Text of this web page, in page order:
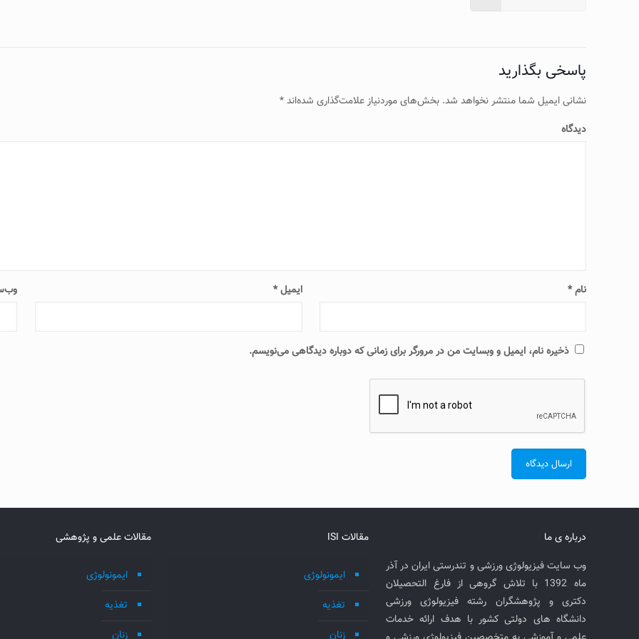
پاسخی بگذارید
نشانی ایمیل شما منتشر نخواهد شد. بخش‌های موردنیاز علامت‌گذاری شده‌اند*
دیدگاه
نام* ایمیل*
ذخیره نام، ایمیل و وبسایت من در مرورگر برای زمانی که دوباره دیدگاهی می‌نویسم.
درباره ی ما
وب سایت فیزیولوژی ورزشی و تندرستی ایران در آذر
ماه 1392 با تلاش گروهی از فارغ التحصیلان
دکتری و پژوهشگران رشته فیزیولوژی ورزشی
دانشگاه های دولتی کشور با هدف ارائه خدمات
مقالات ISI
ایمونولوژی
تغذیه
زنان
مقالات علمی و پژوهشی
ایمونولوژی
تغذیه
زنان